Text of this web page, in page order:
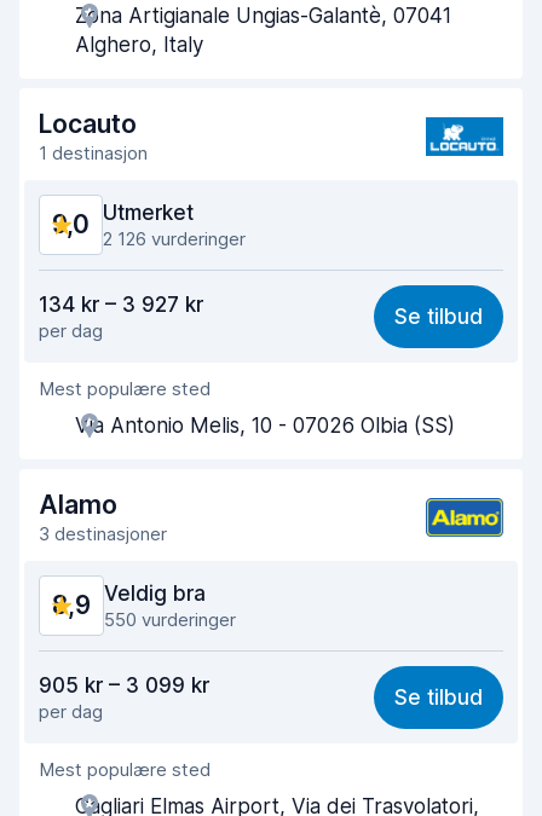
Tid brukt på henting
Bilens renslighet 9,7
Bilens tilstand
Zona Artigianale Ungias-Galantè, 07041
Alghero, Italy
Locauto
1 destinasjon
9,0 Utmerket
2 126 vurderinger
8,6
Enkel å finne 9,0
Hjelp og service
Tid brukt på henting
Tid brukt på levering 9,4
Bilens renslighet
Bilens tilstand
134 kr – 3 927 kr
per dag
Se tilbud
Mest populære sted
Via Antonio Melis, 10 - 07026 Olbia (SS)
Alamo
3 destinasjoner
8,9 Veldig bra
550 vurderinger
8,6
Enkel å finne 8,7
Hjelp og service
905 kr – 3 099 kr
per dag
Se tilbud
Mest populære sted
Cagliari Elmas Airport, Via dei Trasvolatori,